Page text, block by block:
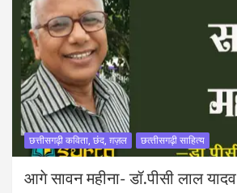
छत्तीसगढ़ी कविता, छंद, ग़ज़ल छत्‍तीसगढ़ी साहित्‍य
आगे सावन महीना- डॉ.पीसी लाल यादव